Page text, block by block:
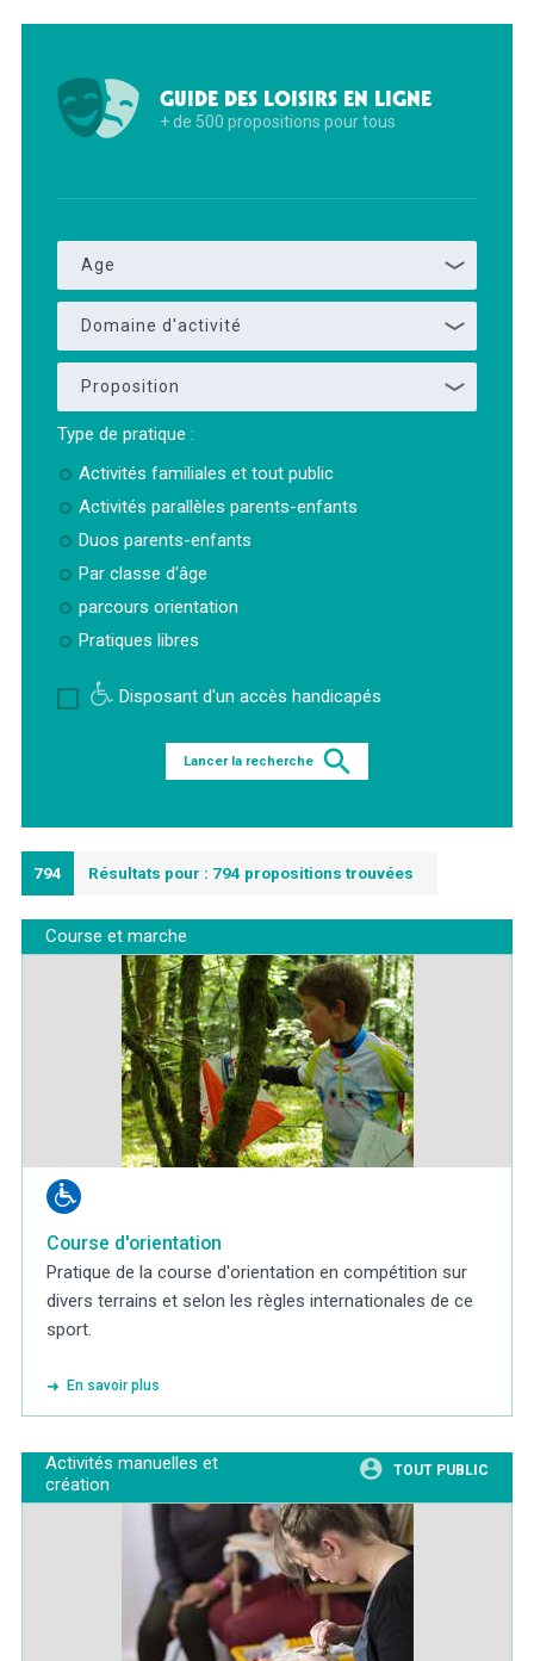
GUIDE DES LOISIRS EN LIGNE
+ de 500 propositions pour tous
Age
Domaine d'activité
Proposition
Type de pratique :
Activités familiales et tout public
Activités parallèles parents-enfants
Duos parents-enfants
Par classe d'âge
parcours orientation
Pratiques libres
Disposant d'un accès handicapés
Lancer la recherche
794 Résultats pour : 794 propositions trouvées
Course et marche
Course d'orientation
Pratique de la course d'orientation en compétition sur
divers terrains et selon les règles internationales de ce
sport.
En savoir plus
Activités manuelles et
création
TOUT PUBLIC